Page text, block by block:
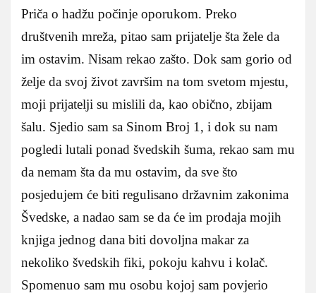
Priča o hadžu počinje oporukom. Preko
društvenih mreža, pitao sam prijatelje šta žele da
im ostavim. Nisam rekao zašto. Dok sam gorio od
želje da svoj život završim na tom svetom mjestu,
moji prijatelji su mislili da, kao obično, zbijam
šalu. Sjedio sam sa Sinom Broj 1, i dok su nam
pogledi lutali ponad švedskih šuma, rekao sam mu
da nemam šta da mu ostavim, da sve što
posjedujem će biti regulisano državnim zakonima
Švedske, a nadao sam se da će im prodaja mojih
knjiga jednog dana biti dovoljna makar za
nekoliko švedskih fiki, pokoju kahvu i kolač.
Spomenuo sam mu osobu kojoj sam povjerio